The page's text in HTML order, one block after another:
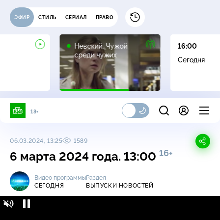
ЭФИР СТИЛЬ СЕРИАЛ ПРАВО
Невский. Чужой
среди чужих
16+
16:00
Сегодня
18+
06.03.2024, 13:25 1589
6 марта 2024 года. 13:00 16+
Видео программы
СЕГОДНЯ
Раздел
ВЫПУСКИ НОВОСТЕЙ